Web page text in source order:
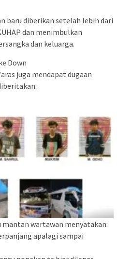
baru diberikan setelah lebih dari
dan menimbulkan
dan keluarga.
Down
juga mendapat dugaan
mantan wartawan menyatakan:
apalagi sampai